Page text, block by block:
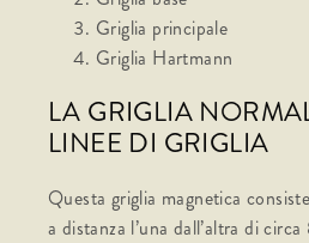
Griglia principale
Griglia Hartmann
LA GRIGLIA
LINEE DI GRIGLIA
Questa griglia magnetica
a distanza l’una dall’altra di